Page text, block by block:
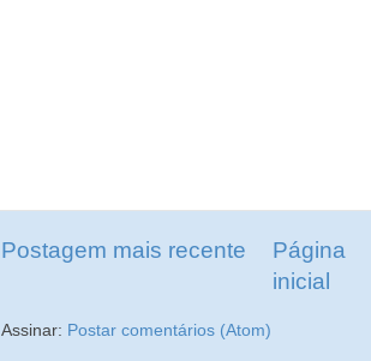
Postagem mais recente
Página
inicial
Assinar: Postar comentários (Atom)